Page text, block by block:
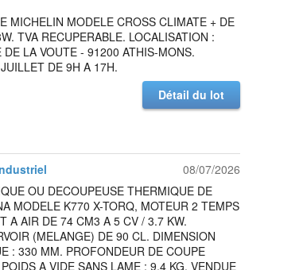
MICHELIN MODELE CROSS CLIMATE + DE
TVA RECUPERABLE. LOCALISATION :
LA VOUTE - 91200 ATHIS-MONS.
DE 9H A 17H.
Détail du lot
08/07/2026
OU DECOUPEUSE THERMIQUE DE
MODELE K770 X-TORQ, MOTEUR 2 TEMPS
A AIR DE 74 CM3 A 5 CV / 3.7 KW.
(MELANGE) DE 90 CL. DIMENSION
: 330 MM. PROFONDEUR DE COUPE
A VIDE SANS LAME : 9.4 KG. VENDUE